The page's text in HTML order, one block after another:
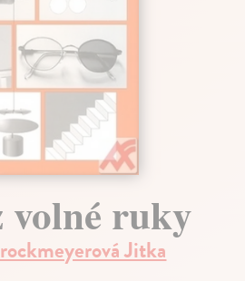
volné ruky
Jitka